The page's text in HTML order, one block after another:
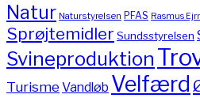
Natur Naturstyrelsen PFAS Rasmus
Sprøjtemidler Sundsstyrelsen
Svineproduktion
TurismeVandløb Velfærd